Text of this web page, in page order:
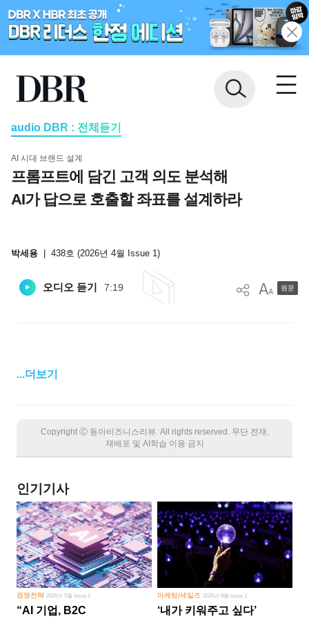
audio DBR : 전체듣기
AI 시대 브랜드 설계
프롬프트에 담긴 고객 의도 분석해
AI가 답으로 호출할 좌표를 설계하라
박세용 438호 (2026년 4월 Issue 1)
오디오 듣기 7:19 원문
...더보기
Copyright Ⓒ 동아비즈니스리뷰. All rights reserved. 무단 전재,
재배포 및 AI학습 이용 금지
인기기사
경영전략 2026년 5월 Issue 2
“AI 기업, B2C
마케팅/세일즈 2026년 8월 Issue 1
‘내가 키워주고 싶다’